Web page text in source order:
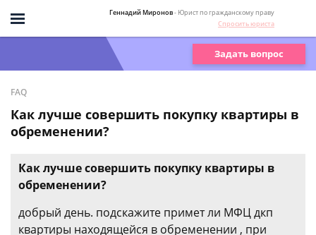
Геннадий Миронов- Юрист по гражданскому праву
Спросить юриста
Задать вопрос
FAQ
Как лучше совершить покупку квартиры в
обременении?
Как лучше совершить покупку квартиры в
обременении?
добрый день. подскажите примет ли МФЦ дкп
квартиры находящейся в обременении , при